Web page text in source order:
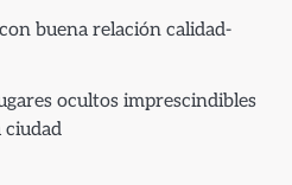
buena relación calidad-
ocultos imprescindibles
ciudad